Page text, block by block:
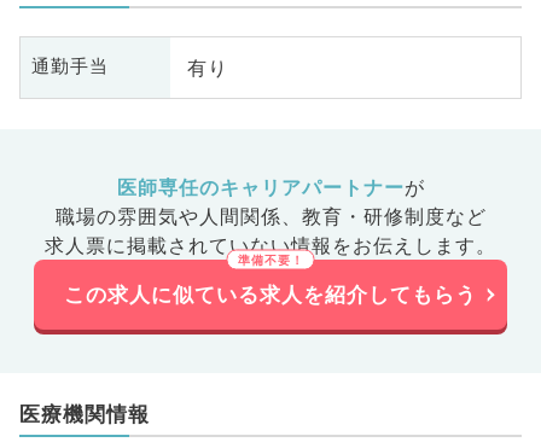
通勤手当 有り
医師専任のキャリアパートナーが
職場の雰囲気や人間関係、 教育・研修制度など
求人票に掲載されていない情報をお伝えします。
この求人に似ている求人を紹介してもらう
医療機関情報